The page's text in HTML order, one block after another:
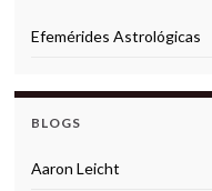
Efemérides Astrológicas
BLOGS
Aaron Leicht